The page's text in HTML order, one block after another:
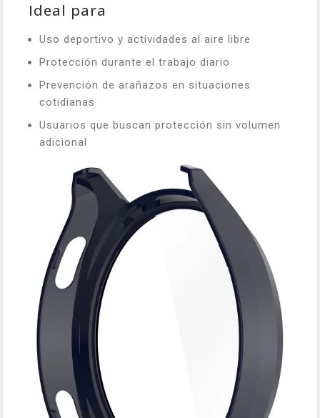
Ideal para
Uso deportivo y actividades al aire libre
Protección durante el trabajo diario
Prevención de arañazos en situaciones
cotidianas
Usuarios que buscan protección sin volumen
adicional